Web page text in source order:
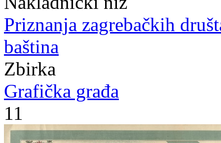
Priznanja zagrebačkih
baština
Zbirka
Grafička građa
11